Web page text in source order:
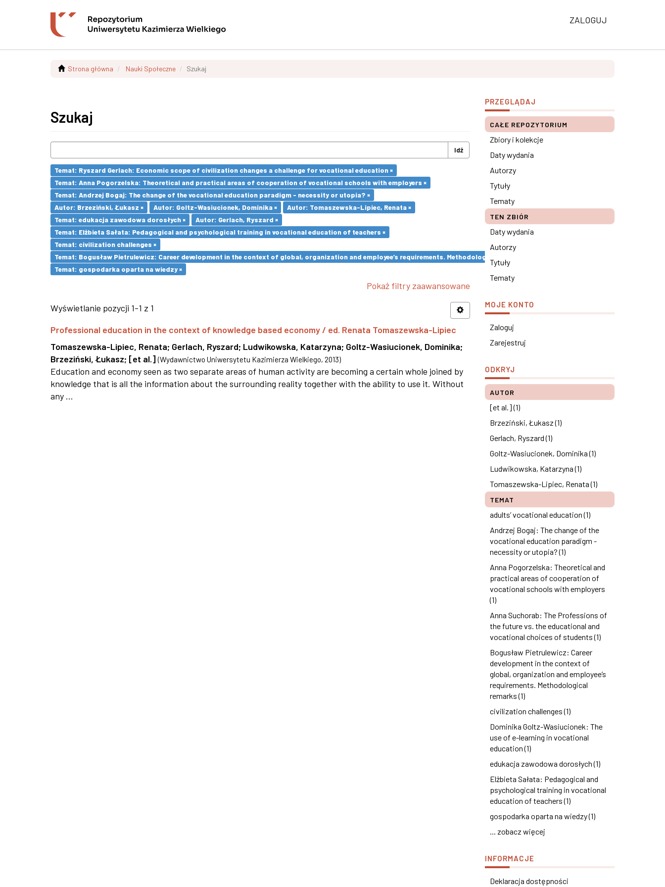
ZALOGUJ
Strona główna Nauki Społeczne Szukaj
Szukaj
Idź
Temat: Ryszard Gerlach: Economic scope of civilization changes a challenge for vocational education ×
Temat: Anna Pogorzelska: Theoretical and practical areas of cooperation of vocational schools with employers ×
Temat: Andrzej Bogaj: The change of the vocational education paradigm - necessity or utopia? ×
Autor: Brzeziński, Łukasz ×
Autor: Goltz-Wasiucionek, Dominika ×
Autor: Tomaszewska-Lipiec, Renata ×
Temat: edukacja zawodowa dorosłych ×
Autor: Gerlach, Ryszard ×
Temat: Elżbieta Sałata: Pedagogical and psychological training in vocational education of teachers ×
Temat: civilization challenges ×
Temat: Bogusław Pietrulewicz: Career development in the context of global, organization and employee’s requirements. Methodological remarks ×
Temat: gospodarka oparta na wiedzy ×
Pokaż filtry zaawansowane
Wyświetlanie pozycji 1-1 z 1
Professional education in the context of knowledge based economy / ed. Renata Tomaszewska-Lipiec
Tomaszewska-Lipiec, Renata; Gerlach, Ryszard; Ludwikowska, Katarzyna; Goltz-Wasiucionek, Dominika;
Brzeziński, Łukasz; [et al.] (Wydawnictwo Uniwersytetu Kazimierza Wielkiego, 2013)
Education and economy seen as two separate areas of human activity are becoming a certain whole joined by
knowledge that is all the information about the surrounding reality together with the ability to use it. Without
any ...
PRZEGLĄDAJ
CAŁE REPOZYTORIUM
Zbiory i kolekcje
Daty wydania
Autorzy
Tytuły
Tematy
TEN ZBIÓR
Daty wydania
Autorzy
Tytuły
Tematy
MOJE KONTO
Zaloguj
Zarejestruj
ODKRYJ
AUTOR
[et al.] (1)
Brzeziński, Łukasz (1)
Gerlach, Ryszard (1)
Goltz-Wasiucionek, Dominika (1)
Ludwikowska, Katarzyna (1)
Tomaszewska-Lipiec, Renata (1)
TEMAT
adults’ vocational education (1)
Andrzej Bogaj: The change of the
vocational education paradigm -
necessity or utopia? (1)
Anna Pogorzelska: Theoretical and
practical areas of cooperation of
vocational schools with employers
(1)
Anna Suchorab: The Professions of
the future vs. the educational and
vocational choices of students (1)
Bogusław Pietrulewicz: Career
development in the context of
global, organization and employee’s
requirements. Methodological
remarks (1)
civilization challenges (1)
Dominika Goltz-Wasiucionek: The
use of e-learning in vocational
education (1)
edukacja zawodowa dorosłych (1)
Elżbieta Sałata: Pedagogical and
psychological training in vocational
education of teachers (1)
gospodarka oparta na wiedzy (1)
... zobacz więcej
INFORMACJE
Deklaracja dostępności